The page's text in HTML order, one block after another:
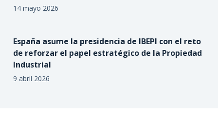
14 mayo 2026
España asume la presidencia de IBEPI con el reto
de reforzar el papel estratégico de la Propiedad
Industrial
9 abril 2026